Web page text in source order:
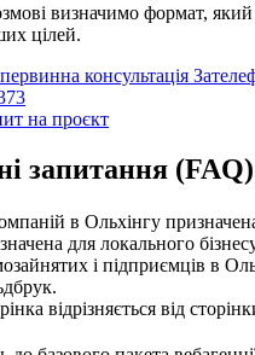
визначимо формат,
цілей.
консультація
на проєкт
запитання (FAQ)
в Ольхінгу
для локального
і підприємців в
відрізняється від